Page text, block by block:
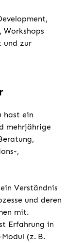
und zur
hast ein
mehrjährige
,
Verständnis
und deren
mit.
Erfahrung in
(z. B.